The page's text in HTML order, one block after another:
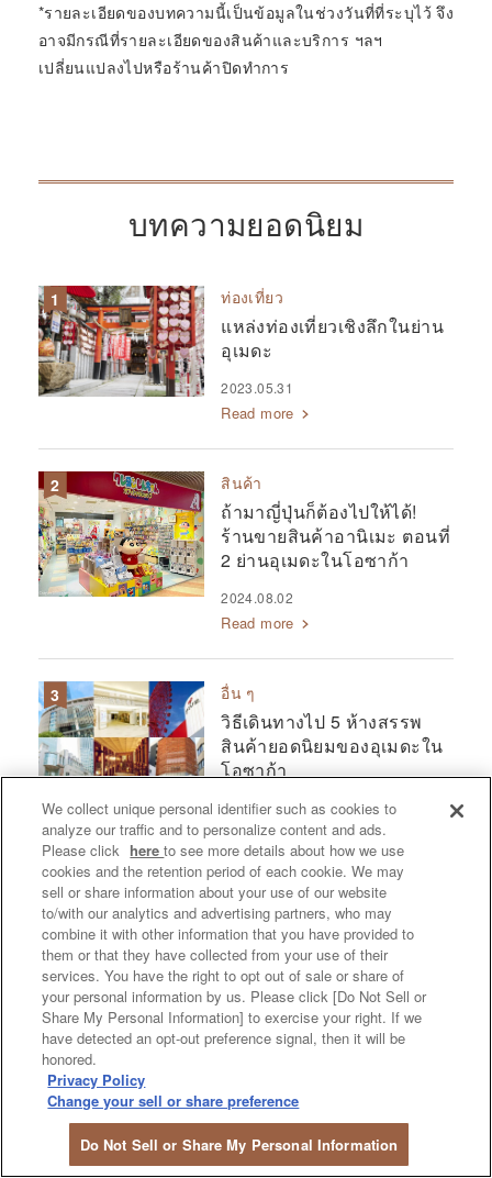
*รายละเอียดของบทความนี้เป็นข้อมูลในช่วงวันที่ที่ระบุไว้ จึง
อาจมีกรณีที่รายละเอียดของสินค้าและบริการ ฯลฯ
เปลี่ยนแปลงไปหรือร้านค้าปิดทำการ
บทความยอดนิยม
ท่องเที่ยว
แหล่งท่องเที่ยวเชิงลึกในย่าน
อุเมดะ
2023.05.31
Read more
สินค้า
ถ้ามาญี่ปุ่นก็ต้องไปให้ได้!
ร้านขายสินค้าอานิเมะ ตอนที่
2 ย่านอุเมดะในโอซาก้า
2024.08.02
Read more
อื่น ๆ
วิธีเดินทางไป 5 ห้างสรรพ
สินค้ายอดนิยมของอุเมดะใน
โอซาก้า
2024.03.29
Read more
แฟชั่น
คัดเลือก 5 ร้านแฟชั่นสำหรับ
ผู้ชายที่อุเมดะในโอซาก้า –
การช็อปปิงสำหรับผู้ชายโดย
ไม่ต้องลังเลในโอซาก้า
2023.07.19
อาหาร
ทั้งอร่อยและน่ารัก! 4 ขนม
We collect unique personal identifier such as cookies to
analyze our traffic and to personalize content and ads.
Please click hereto see more details about how we use
cookies and the retention period of each cookie. We may
sell or share information about your use of our website
to/with our analytics and advertising partners, who may
combine it with other information that you have provided to
them or that they have collected from your use of their
services. You have the right to opt out of sale or share of
your personal information by us. Please click [Do Not Sell or
Share My Personal Information] to exercise your right. If we
have detected an opt-out preference signal, then it will be
honored.
Privacy Policy
Change your sell or share preference
Do Not Sell or Share My Personal Information